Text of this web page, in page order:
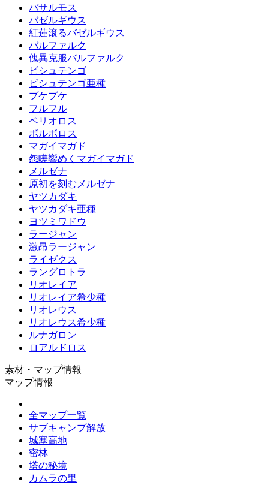
バサルモス
バゼルギウス
紅蓮滾るバゼルギウス
バルファルク
傀異克服バルファルク
ビシュテンゴ
ビシュテンゴ亜種
プケプケ
フルフル
ベリオロス
ボルボロス
マガイマガド
怨嗟響めくマガイマガド
メルゼナ
原初を刻むメルゼナ
ヤツカダキ
ヤツカダキ亜種
ヨツミワドウ
ラージャン
激昂ラージャン
ライゼクス
ラングロトラ
リオレイア
リオレイア希少種
リオレウス
リオレウス希少種
ルナガロン
ロアルドロス
素材・マップ情報
マップ情報
全マップ一覧
サブキャンプ解放
城塞高地
密林
塔の秘境
カムラの里